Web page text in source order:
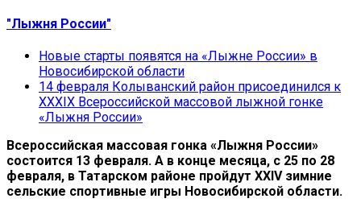
"Лыжня России"
Новые старты появятся на «Лыжне России» в
Новосибирской области
14 февраля Колыванский район присоединился к
XXXIХ Всероссийской массовой лыжной гонке
«Лыжня России»
Всероссийская массовая гонка «Лыжня России»
состоится 13 февраля. А в конце месяца, с 25 по 28
февраля, в Татарском районе пройдут XXIV зимние
сельские спортивные игры Новосибирской области.